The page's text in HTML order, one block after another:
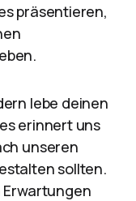
präsentieren,
lebe deinen
erinnert uns
unseren
sollten.
Erwartungen